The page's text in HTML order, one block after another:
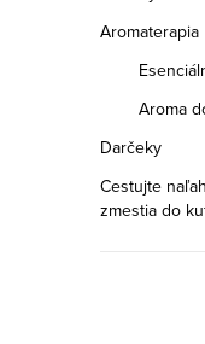
Aromaterapia
Aroma
Darčeky
Cestujte
zmestia do